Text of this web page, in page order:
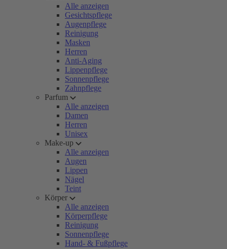
Alle anzeigen
Gesichtspflege
Augenpflege
Reinigung
Masken
Herren
Anti-Aging
Lippenpflege
Sonnenpflege
Zahnpflege
Parfum
Alle anzeigen
Damen
Herren
Unisex
Make-up
Alle anzeigen
Augen
Lippen
Nägel
Teint
Körper
Alle anzeigen
Körperpflege
Reinigung
Sonnenpflege
Hand- & Fußpflege